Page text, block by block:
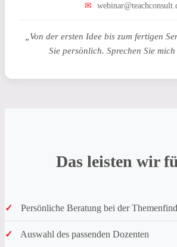
✉
„Von der ersten Idee bis zum fertigen
Sie persönlich. Sprechen Sie
Das leisten wir
✓ Persönliche Beratung bei der
✓ Auswahl des passenden Dozenten